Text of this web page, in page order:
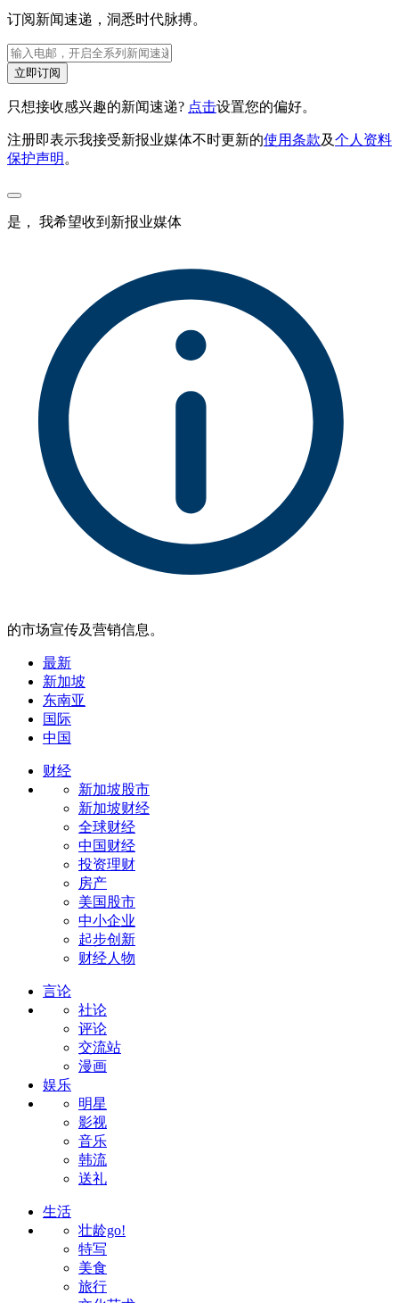
订阅新闻速递，洞悉时代脉搏。
立即订阅
只想接收感兴趣的新闻速递? 点击设置您的偏好。
注册即表示我接受新报业媒体不时更新的使用条款及个人资料
保护声明 。
是， 我希望收到新报业媒体
的市场宣传及营销信息。
最新
新加坡
东南亚
国际
中国
财经
新加坡股市
新加坡财经
全球财经
中国财经
投资理财
房产
美国股市
中小企业
起步创新
财经人物
言论
社论
评论
交流站
漫画
娱乐
明星
影视
音乐
韩流
送礼
生活
壮龄go!
特写
美食
旅行